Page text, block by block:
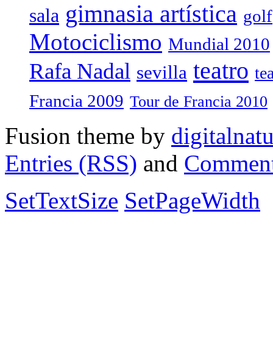
sala gimnasia artística golf
Motociclismo Mundial 2010
Rafa Nadal sevilla teatro
Francia 2009 Tour de Francia 2010
Fusion theme by
Entries (RSS) and
SetTextSize SetPageWidth